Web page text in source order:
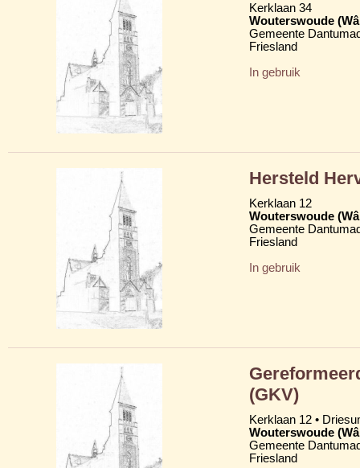
Kerklaan 34
Wouterswoude
Gemeente
Friesland
In gebruik
Hersteld
Kerklaan 12
Wouterswoude
Gemeente
Friesland
In gebruik
(GKV)
Kerklaan 12 •
Wouterswoude
Gemeente
Friesland